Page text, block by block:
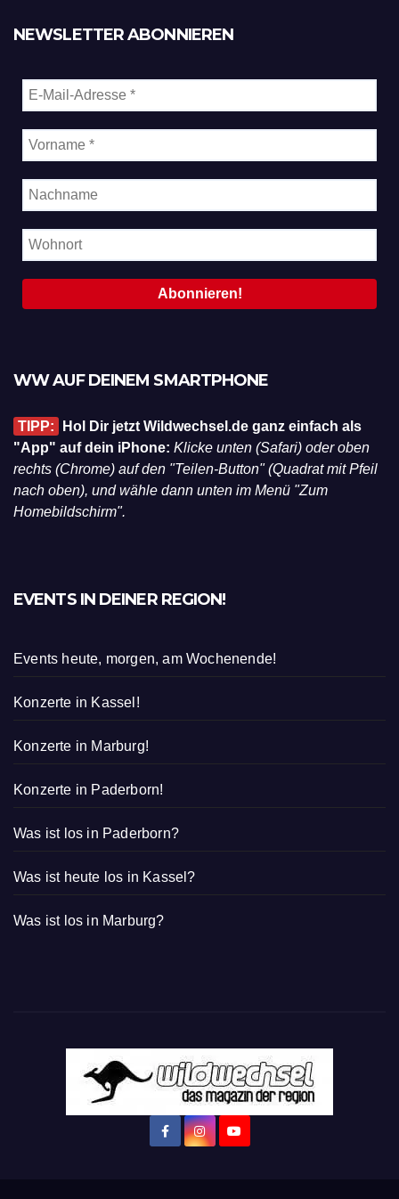
NEWSLETTER ABONNIEREN
WW AUF DEINEM SMARTPHONE
TIPP:
Hol Dir jetzt Wildwechsel.de ganz einfach als
"App" auf dein iPhone: Klicke unten (Safari) oder oben
rechts (Chrome) auf den "Teilen-Button" (Quadrat mit Pfeil
nach oben), und wähle dann unten im Menü "Zum
Homebildschirm".
EVENTS IN DEINER REGION!
Events heute, morgen, am Wochenende!
Konzerte in Kassel!
Konzerte in Marburg!
Konzerte in Paderborn!
Was ist los in Paderborn?
Was ist heute los in Kassel?
Was ist los in Marburg?